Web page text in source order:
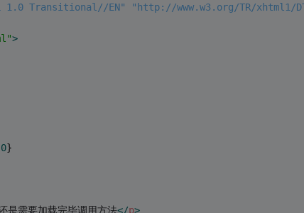
1.0 Transitional//EN" "http://www.w3.org/TR/
>
0}
需要加载完毕调用方法</p>